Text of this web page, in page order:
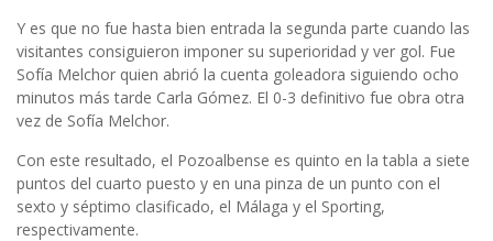
Y es que no fue hasta bien entrada la segunda parte cuando las
visitantes consiguieron imponer su superioridad y ver gol. Fue
Sofía Melchor quien abrió la cuenta goleadora siguiendo ocho
minutos más tarde Carla Gómez. El 0-3 definitivo fue obra otra
vez de Sofía Melchor.
Con este resultado, el Pozoalbense es quinto en la tabla a siete
puntos del cuarto puesto y en una pinza de un punto con el
sexto y séptimo clasificado, el Málaga y el Sporting,
respectivamente.